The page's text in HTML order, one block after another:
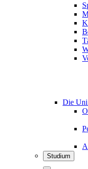
Die Uni
Studium